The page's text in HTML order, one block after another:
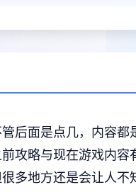
后面是点几，内容
攻略与现在游戏内
多地方还是会让人